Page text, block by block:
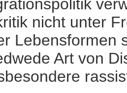
nicht unter
Lebensformen
Art von